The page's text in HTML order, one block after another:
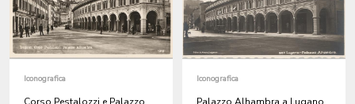
Iconografica Iconografica